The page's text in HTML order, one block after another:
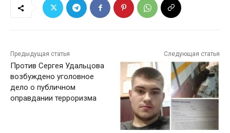
Предыдущая статья
Против Сергея Удальцова
возбуждено уголовное
дело о публичном
оправдании терроризма
Следующая статья